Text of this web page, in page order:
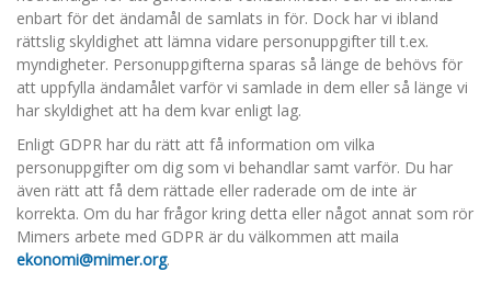
enbart för det ändamål de samlats in för. Dock har vi ibland
rättslig skyldighet att lämna vidare personuppgifter till t.ex.
myndigheter. Personuppgifterna sparas så länge de behövs för
att uppfylla ändamålet varför vi samlade in dem eller så länge vi
har skyldighet att ha dem kvar enligt lag.
Enligt GDPR har du rätt att få information om vilka
personuppgifter om dig som vi behandlar samt varför. Du har
även rätt att få dem rättade eller raderade om de inte är
korrekta. Om du har frågor kring detta eller något annat som rör
Mimers arbete med GDPR är du välkommen att maila
ekonomi@mimer.org.